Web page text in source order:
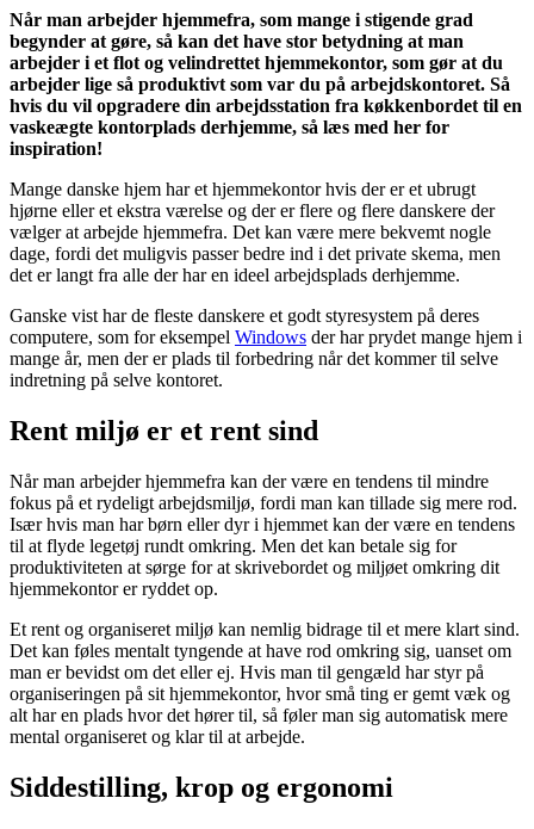
Når man arbejder hjemmefra, som mange i stigende grad
begynder at gøre, så kan det have stor betydning at man
arbejder i et flot og velindrettet hjemmekontor, som gør at du
arbejder lige så produktivt som var du på arbejdskontoret. Så
hvis du vil opgradere din arbejdsstation fra køkkenbordet til en
vaskeægte kontorplads derhjemme, så læs med her for
inspiration!
Mange danske hjem har et hjemmekontor hvis der er et ubrugt
hjørne eller et ekstra værelse og der er flere og flere danskere der
vælger at arbejde hjemmefra. Det kan være mere bekvemt nogle
dage, fordi det muligvis passer bedre ind i det private skema, men
det er langt fra alle der har en ideel arbejdsplads derhjemme.
Ganske vist har de fleste danskere et godt styresystem på deres
computere, som for eksempel Windows der har prydet mange hjem i
mange år, men der er plads til forbedring når det kommer til selve
indretning på selve kontoret.
Rent miljø er et rent sind
Når man arbejder hjemmefra kan der være en tendens til mindre
fokus på et rydeligt arbejdsmiljø, fordi man kan tillade sig mere rod.
Især hvis man har børn eller dyr i hjemmet kan der være en tendens
til at flyde legetøj rundt omkring. Men det kan betale sig for
produktiviteten at sørge for at skrivebordet og miljøet omkring dit
hjemmekontor er ryddet op.
Et rent og organiseret miljø kan nemlig bidrage til et mere klart sind.
Det kan føles mentalt tyngende at have rod omkring sig, uanset om
man er bevidst om det eller ej. Hvis man til gengæld har styr på
organiseringen på sit hjemmekontor, hvor små ting er gemt væk og
alt har en plads hvor det hører til, så føler man sig automatisk mere
mental organiseret og klar til at arbejde.
Siddestilling, krop og ergonomi